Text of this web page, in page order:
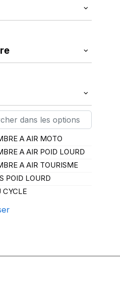
(116)
(345)
ferro
(18)
(24)
(64)
(3)
(24)
A AIR MOTO
A AIR POID LOURD
A AIR TOURISME
POID LOURD
CYCLE